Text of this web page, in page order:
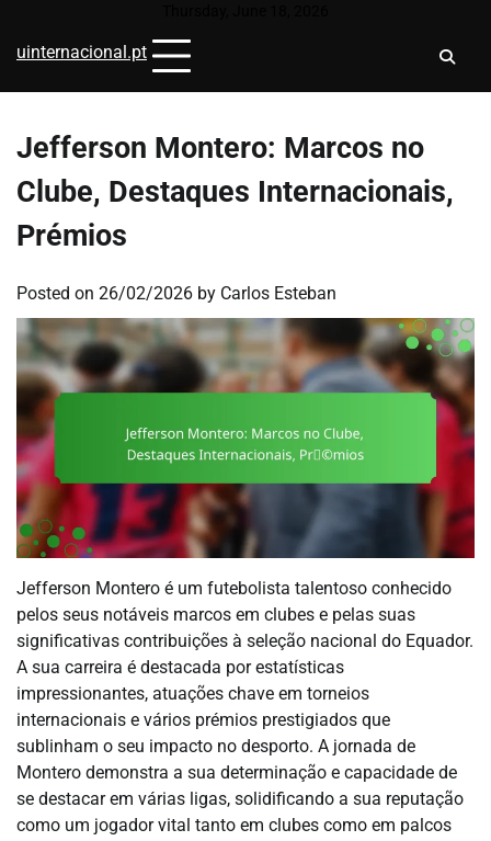
content
uinternacional.pt
Jefferson Montero: Marcos no
Clube, Destaques Internacionais,
Prémios
Posted on 26/02/2026 by Carlos Esteban
Jefferson Montero é um futebolista talentoso conhecido
pelos seus notáveis marcos em clubes e pelas suas
significativas contribuições à seleção nacional do Equador.
A sua carreira é destacada por estatísticas
impressionantes, atuações chave em torneios
internacionais e vários prémios prestigiados que
sublinham o seu impacto no desporto. A jornada de
Montero demonstra a sua determinação e capacidade de
se destacar em várias ligas, solidificando a sua reputação
como um jogador vital tanto em clubes como em palcos